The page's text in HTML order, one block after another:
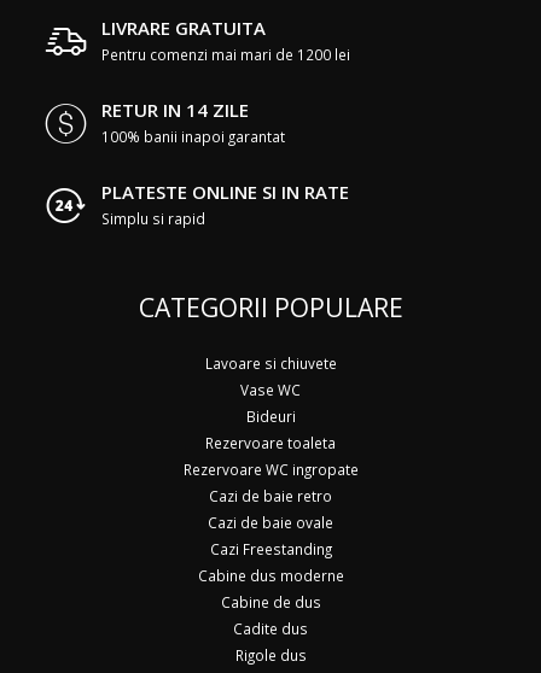
LIVRARE GRATUITA
Pentru comenzi mai mari de 1200 lei
RETUR IN 14 ZILE
100% banii inapoi garantat
PLATESTE ONLINE SI IN RATE
Simplu si rapid
CATEGORII POPULARE
Lavoare si chiuvete
Vase WC
Bideuri
Rezervoare toaleta
Rezervoare WC ingropate
Cazi de baie retro
Cazi de baie ovale
Cazi Freestanding
Cabine dus moderne
Cabine de dus
Cadite dus
Rigole dus